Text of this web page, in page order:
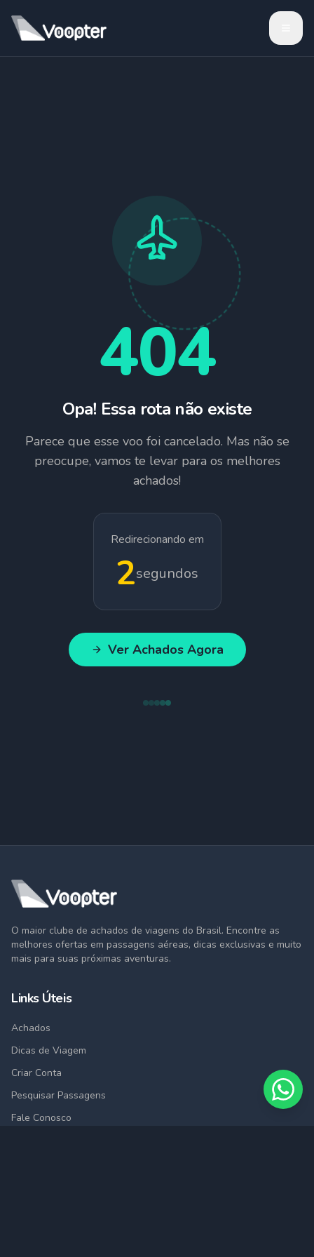
404
Opa! Essa rota não existe
Parece que esse voo foi cancelado. Mas não se
preocupe, vamos te levar para os melhores
achados!
Redirecionando em
1segundos
Ver Achados Agora
O maior clube de achados de viagens do Brasil. Encontre as
melhores ofertas em passagens aéreas, dicas exclusivas e muito
mais para suas próximas aventuras.
Links Úteis
Achados
Dicas de Viagem
Criar Conta
Pesquisar Passagens
Fale Conosco